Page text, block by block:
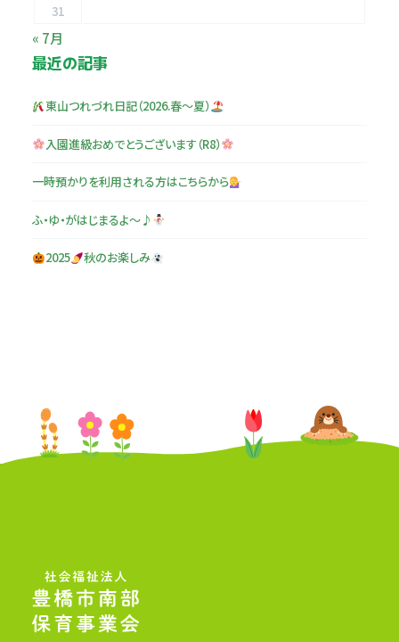
31
« 7月
最近の記事
東山つれづれ日記（2026.春～夏）
入園進級おめでとうございます（R8）
一時預かりを利用される方はこちらから
ふ・ゆ・がはじまるよ～♪
2025 秋のお楽しみ